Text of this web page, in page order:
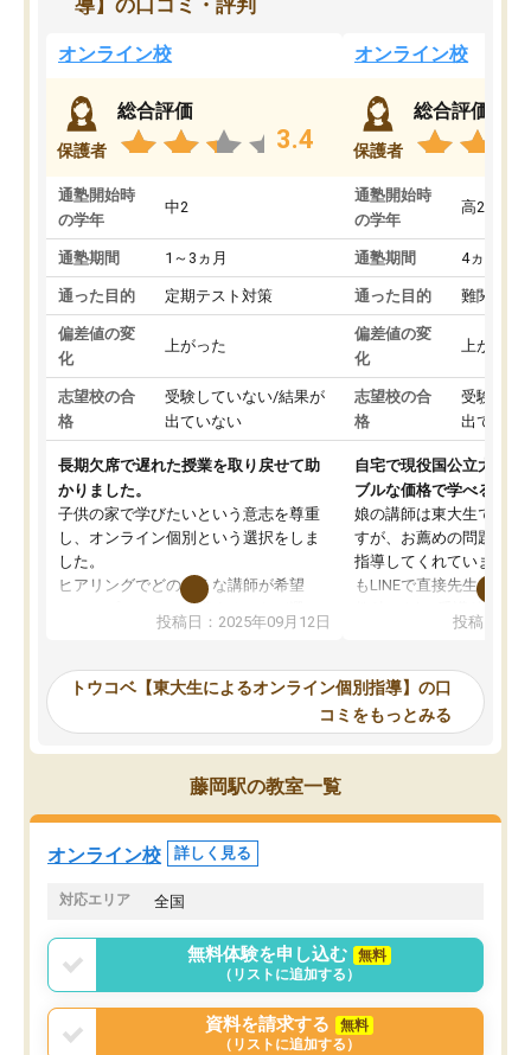
導】の口コミ・評判
オンライン校
保護者
総合評価
3.4
通塾開始時
の学年
中2
通塾期間 1～3ヵ月
通った目的 定期テスト対策
偏差値の変
化
上がった
志望校の合
格
受験していない/結果が
出ていない
長期欠席で遅れた授業を取り戻せて助
かりました。
子供の家で学びたいという意志を尊重
し、オンライン個別という選択をしま
した。
ヒアリングでどのような講師が希望
か、オプションは付帯するかなど選ぶ
事が出来ました。
ーティングを行い、その講師で良いか
見てから講師を決定する事ができま
す。
うちの子は、初回面談の講師の方で決
オンラインツールを使用した単語帳の
共有があり宿題もそちらで出される形
でした。
言う事で講師変更の申し出があり、あ
まりに短期での変更だった為、塾に通
う事にして退会しました。遅れも取り
戻せ、授業内容や講師の方は良かった
と思います。
投稿日：2025年09月12日
オンライン校
保護者
総合評価
通塾開始時
の学年
高2
通塾期間 4ヵ月～1
通った目的 難関私立
偏差値の変
化
上がった
志望校の合
格
受験して
出ていな
自宅で現役国公立大学生
ブルな価格で学べる
娘の講師は東大生では無
すが、お薦めの問題集や
指導してくれています。
もLINEで直接先生に質問
めれるので、個人に合
いなのがあり(有料)、受
ことをどんなスケジュー
くか相談したのですが、
ち期待したものではなく
くなってきたようなので
投稿日：
トウコベ【東大生によるオンライン個別指導】の口
コミをもっとみる
藤岡駅の教室一覧
オンライン校 詳しく見る
対応エリア 全国
無料体験を申し込む
無料
（リストに追加する）
資料を請求する
無料
（リストに追加する）